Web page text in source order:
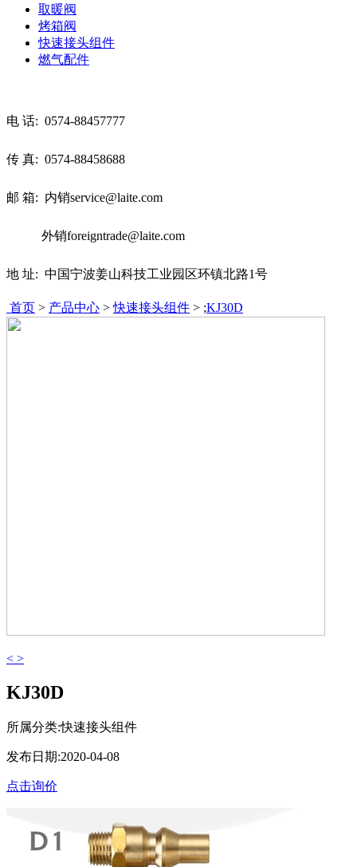
取暖阀
烤箱阀
快速接头组件
燃气配件
电 话: 0574-88457777
传 真: 0574-88458688
邮 箱: 内销service@laite.com
外销foreigntrade@laite.com
地 址: 中国宁波姜山科技工业园区环镇北路1号
首页 > 产品中心 >快速接头组件 > ;KJ30D
< >
KJ30D
所属分类:快速接头组件
发布日期:2020-04-08
点击询价